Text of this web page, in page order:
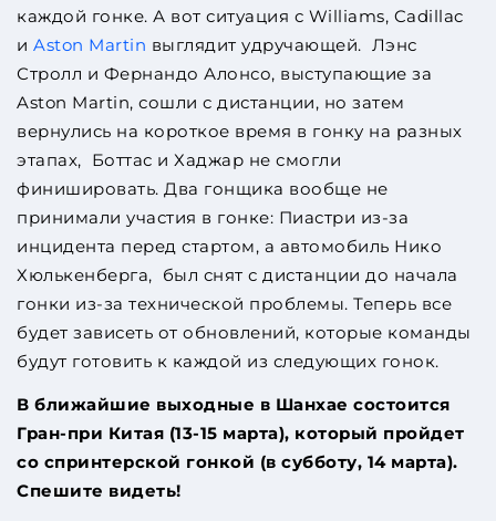
каждой гонке. А вот ситуация с Williams, Cadillac
и Aston Martin выглядит удручающей. Лэнс
Стролл и Фернандо Алонсо, выступающие за
Aston Martin, сошли с дистанции, но затем
вернулись на короткое время в гонку на разных
этапах, Боттас и Хаджар не смогли
финишировать. Два гонщика вообще не
принимали участия в гонке: Пиастри из-за
инцидента перед стартом, а автомобиль Нико
Хюлькенберга, был снят с дистанции до начала
гонки из-за технической проблемы. Теперь все
будет зависеть от обновлений, которые команды
будут готовить к каждой из следующих гонок.
В ближайшие выходные в Шанхае состоится
Гран-при Китая (13-15 марта), который пройдет
со спринтерской гонкой (в субботу, 14 марта).
Спешите видеть!